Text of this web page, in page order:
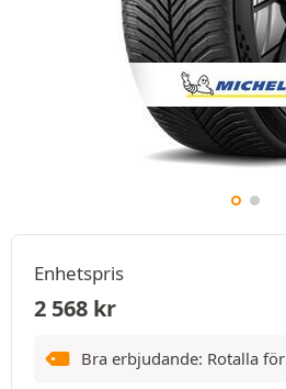
Enhetspris
2 568 kr
Bra erbjudande: Rotalla för